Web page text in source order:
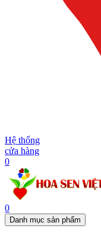
Hệ thống
cửa hàng
0
0
Danh mục sản phẩm